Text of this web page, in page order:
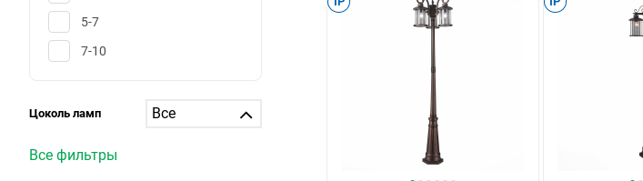
5-7
7-10
12-15
20-25
Цоколь ламп
Все фильтры